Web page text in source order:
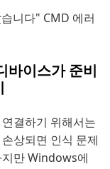
니다" CMD 에러
바이스가 준비
결하기 위해서는
상되면 인식 문제
만 Windows에